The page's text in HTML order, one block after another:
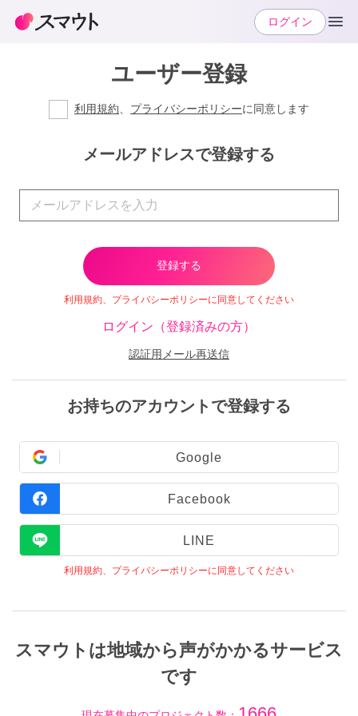
ユーザー登録
利用規約 プライバシーポリシーに同意します
メールアドレスで登録する
利用規約、プライバシーポリシーに同意してください
ログイン（登録済みの方）
認証用メール再送信
お持ちのアカウントで登録する
Google
Facebook
LINE
利用規約、プライバシーポリシーに同意してください
スマウトは地域から声がかかるサービス
です
ログイン